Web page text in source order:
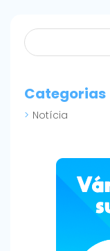
Categorias
Notícia